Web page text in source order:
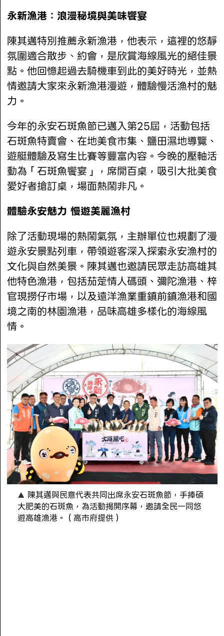
永新漁港：浪漫秘境與美味饗宴
陳其邁特別推薦永新漁港，他表示，這裡的悠靜
氛圍適合散步、約會，是欣賞海線風光的絕佳景
點。他回憶起過去騎機車到此的美好時光，並熱
情邀請大家來永新漁港漫遊，體驗慢活漁村的魅
力。
今年的永安石斑魚節已邁入第25屆，活動包括
石斑魚特賣會、在地美食市集、鹽田濕地導覽、
遊艇體驗及寫生比賽等豐富內容。今晚的壓軸活
動為「石斑魚饗宴」，席開百桌，吸引大批美食
愛好者搶訂桌，場面熱鬧非凡。
體驗永安魅力 慢遊美麗漁村
除了活動現場的熱鬧氣氛，主辦單位也規劃了漫
遊永安景點列車，帶領遊客深入探索永安漁村的
文化與自然美景。陳其邁也邀請民眾走訪高雄其
他特色漁港，包括茄萣情人碼頭、彌陀漁港、梓
官現撈仔市場，以及遠洋漁業重鎮前鎮漁港和國
境之南的林園漁港，品味高雄多樣化的海線風
情。
陳其邁與民意代表共同出席永安石斑魚節，手捧碩
大肥美的石斑魚，為活動揭開序幕，邀請全民一同悠
遊高雄漁港。（高市府提供）